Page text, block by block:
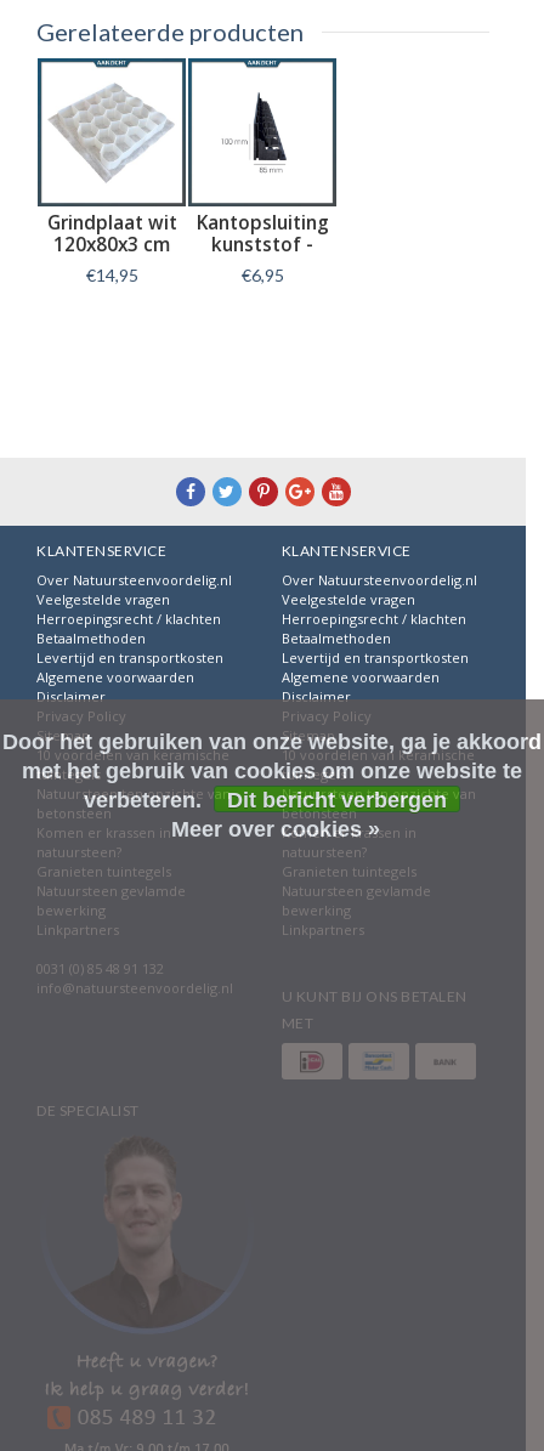
Gerelateerde producten
Grindplaat wit
120x80x3 cm
€14,95
Kantopsluiting
kunststof -
Garden Edge
Pro
€6,95
KLANTENSERVICE
Over Natuursteenvoordelig.nl
Veelgestelde vragen
Herroepingsrecht / klachten
Betaalmethoden
Levertijd en transportkosten
Algemene voorwaarden
Disclaimer
Privacy Policy
Sitemap
10 voordelen van keramische
tuintegels
Natuursteen ten opzichte van
betonsteen
Komen er krassen in
natuursteen?
Granieten tuintegels
Natuursteen gevlamde
bewerking
Linkpartners
0031 (0) 85 48 91 132
info@natuursteenvoordelig.nl
KLANTENSERVICE
Over Natuursteenvoordelig.nl
Veelgestelde vragen
Herroepingsrecht / klachten
Betaalmethoden
Levertijd en transportkosten
Algemene voorwaarden
Disclaimer
Privacy Policy
Sitemap
10 voordelen van keramische
tuintegels
Natuursteen ten opzichte van
betonsteen
Komen er krassen in
natuursteen?
Granieten tuintegels
Natuursteen gevlamde
bewerking
Linkpartners
U KUNT BIJ ONS BETALEN
MET
DE SPECIALIST
Door het gebruiken van onze website, ga je akkoord
met het gebruik van cookies om onze website te
verbeteren.
Dit bericht verbergen
Meer over cookies »